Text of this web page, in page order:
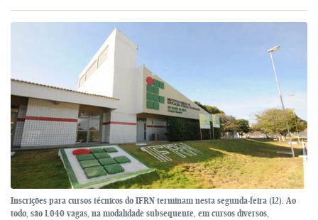
Inscrições para cursos técnicos do IFRN terminam nesta segunda-feira (12). Ao
todo, são 1.040 vagas, na modalidade subsequente, em cursos diversos,